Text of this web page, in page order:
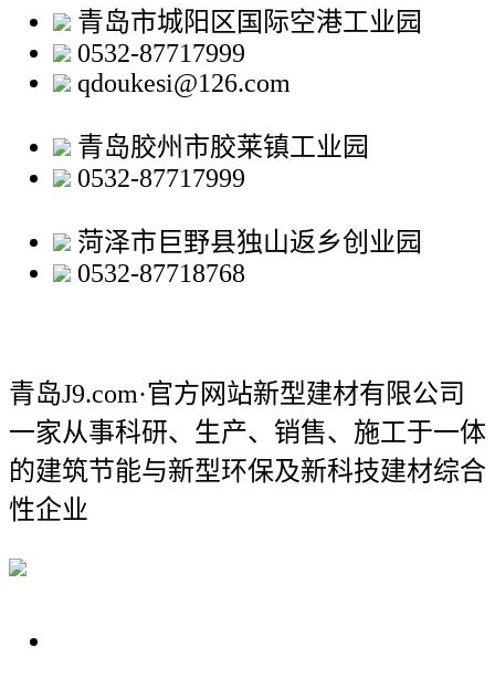
青岛市城阳区国际空港工业园
0532-87717999
qdoukesi@126.com
青岛胶州市胶莱镇工业园
0532-87717999
菏泽市巨野县独山返乡创业园
0532-87718768
青岛J9.com·官方网站新型建材有限公司
一家从事科研、生产、销售、施工于一体
的建筑节能与新型环保及新科技建材综合
性企业